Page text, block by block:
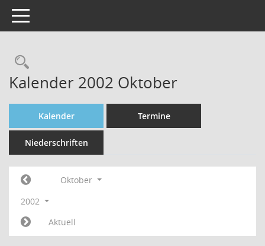
Toggle navigation
Rechercheauswahl
Kalender 2002 Oktober
Kalender Termine
Niederschriften
Oktober
2002
Aktuell